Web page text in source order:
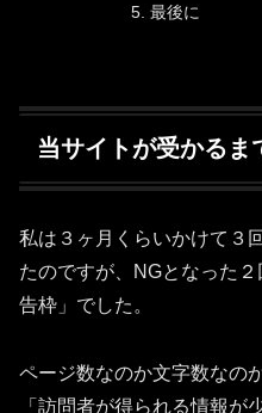
最後に
当サイトが受かるま
私は３ヶ月くらいかけて３
たのですが、NGとなった
告枠」でした。
ページ数なのか文字数なの
「訪問者が得られる情報が